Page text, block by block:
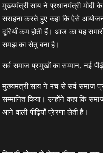
मुख्यमंत्री साय ने प्रधानमंत्री
सराहना करते हुए कहा कि ऐसे
दूरियाँ कम होती हैं। आज का यह
समझ का सेतु बना है।
सर्व समाज प्रमुखों का सम्मान, नई
मुख्यमंत्री साय ने मंच से सर्व समाज
सम्मानित किया। उन्होंने कहा कि
आने वाली पीढ़ियाँ प्रेरणा लेती हैं।